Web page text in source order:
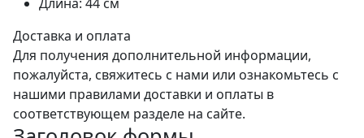
Длина: 44 см
Доставка и оплата
Для получения дополнительной информации,
пожалуйста, свяжитесь с нами или ознакомьтесь с
нашими правилами доставки и оплаты в
соответствующем разделе на сайте.